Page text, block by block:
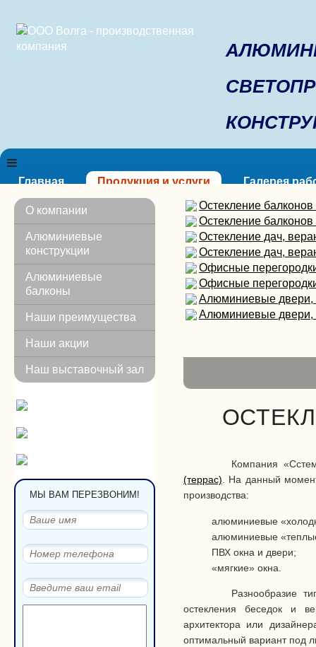
Главная Продукция и услуги Галерея
Мягкие окна
Главная
Продукция и услуги
Назад
Остекление террас, веранд, беседок
Алюминиевые двери, входные группы
Внутренняя отделка балконов и лоджий
Порошковая окраска изделий
Металлоконструкции
Конструкции из ПВХ профиля
Галерея работ
Назад
Остекление балконов и лоджий
Остекление террас, веранд, беседок
Алюминиевые двери, входные группы
Технические и другие перегородки
Внутренняя отделка балконов и лоджий
Металлоконструкции
ПВХ - конструкции
АЛЮМИНИЕВЫЕ ВИТРАЖИ, ФАСАДЫ
Дилерам
Полезная информация
Остекление
Остекление
Остекление дач,
Остекление дач,
Офисные
Офисные
Алюминиевые двери,
Алюминиевые двери,
Компания
(террас). На данный
производства:
алюминиевые
алюминиевые
ПВХ окна и двери;
«мягкие» окна.
Разнообразие
остекления беседок и
архитектора или
оптимальный вариант под
О компании
Алюминиевые
конструкции
Алюминиевые
балконы
Наши преимущества
Наши акции
Наш выставочный зал
МЫ ВАМ ПЕРЕЗВОНИМ!